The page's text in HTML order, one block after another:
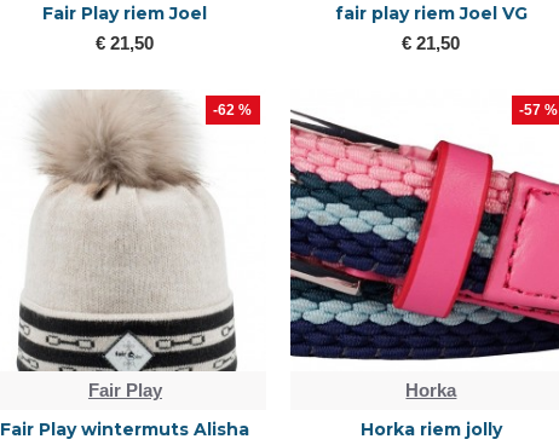
Fair Play riem Joel
€ 21,50
fair play riem Joel VG
€ 21,50
-62 %
Fair Play
Fair Play wintermuts Alisha
-57 %
Horka
Horka riem jolly